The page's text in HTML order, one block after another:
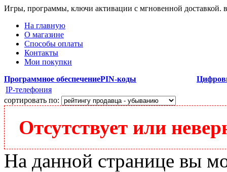
Игры, программы, ключи активации с мгновенной доставкой.
На главную
О магазине
Способы оплаты
Контакты
Мои покупки
Программное обеспечениеPIN-коды
IP-телефония
сортировать по:
Отсутствует или
На данной странице вы